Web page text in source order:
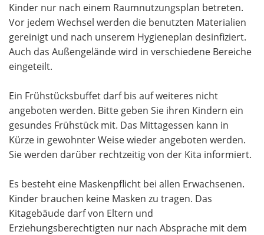
Kinder nur nach einem Raumnutzungsplan betreten.
Vor jedem Wechsel werden die benutzten Materialien
gereinigt und nach unserem Hygieneplan desinfiziert.
Auch das Außengelände wird in verschiedene Bereiche
eingeteilt.
Ein Frühstücksbuffet darf bis auf weiteres nicht
angeboten werden. Bitte geben Sie ihren Kindern ein
gesundes Frühstück mit. Das Mittagessen kann in
Kürze in gewohnter Weise wieder angeboten werden.
Sie werden darüber rechtzeitig von der Kita informiert.
Es besteht eine Maskenpflicht bei allen Erwachsenen.
Kinder brauchen keine Masken zu tragen. Das
Kitagebäude darf von Eltern und
Erziehungsberechtigten nur nach Absprache mit dem